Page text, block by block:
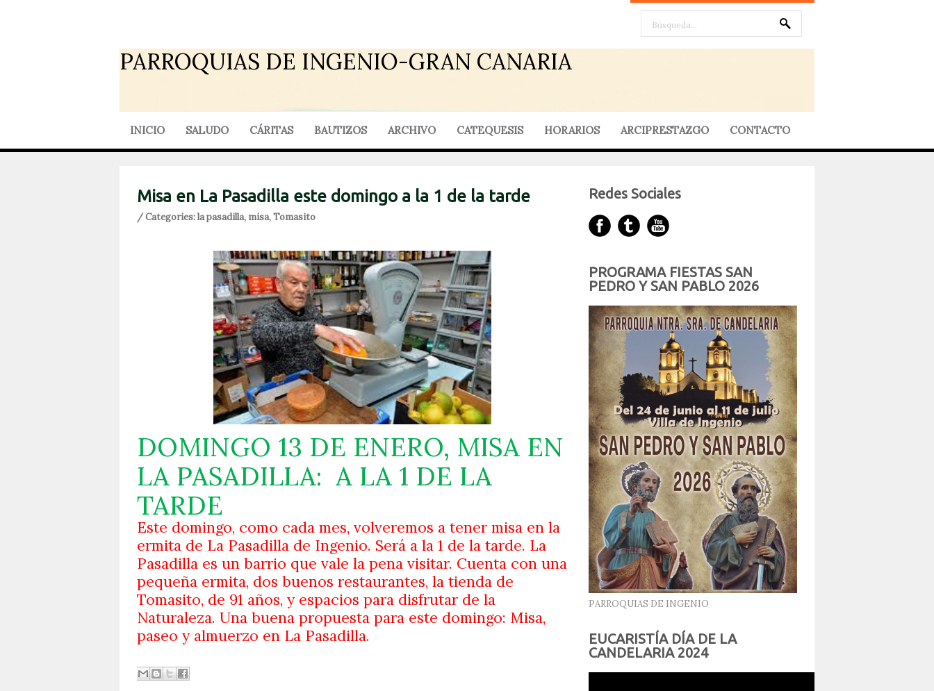
PARROQUIAS DE INGENIO-GRAN CANARIA
INICIO SALUDO CÁRITAS BAUTIZOS ARCHIVO CATEQUESIS HORARIOS ARCIPRESTAZGO CONTACTO
Misa en La Pasadilla este domingo a la 1 de la tarde
/ Categories:la pasadilla, misa,Tomasito
DOMINGO 13 DE ENERO, MISA EN
LA PASADILLA: A LA 1 DE LA
TARDE
Este domingo, como cada mes, volveremos a tener misa en la
ermita de La Pasadilla de Ingenio. Será a la 1 de la tarde. La
Pasadilla es un barrio que vale la pena visitar. Cuenta con una
pequeña ermita, dos buenos restaurantes, la tienda de
Tomasito, de 91 años, y espacios para disfrutar de la
Naturaleza. Una buena propuesta para este domingo: Misa,
paseo y almuerzo en La Pasadilla.
Redes Sociales
PROGRAMA FIESTAS SAN
PEDRO Y SAN PABLO 2026
PARROQUIAS DE INGENIO
EUCARISTÍA DÍA DE LA
CANDELARIA 2024